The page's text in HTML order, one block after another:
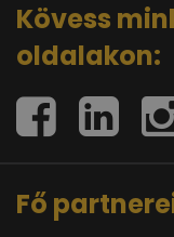
Kövess
oldalakon:
Fő